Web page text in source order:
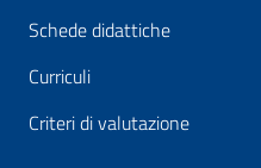
Schede didattiche
Curriculi
Criteri di valutazione